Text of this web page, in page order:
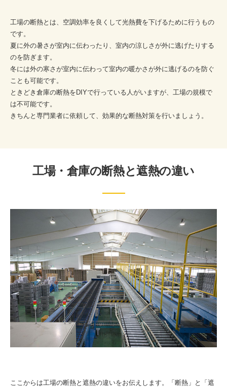
工場の断熱とは、空調効率を良くして光熱費を下げるために行うもの
です。
夏に外の暑さが室内に伝わったり、室内の涼しさが外に逃げたりする
のを防ぎます。
冬には外の寒さが室内に伝わって室内の暖かさが外に逃げるのを防ぐ
ことも可能です。
ときどき倉庫の断熱をDIYで行っている人がいますが、工場の規模で
は不可能です。
きちんと専門業者に依頼して、効果的な断熱対策を行いましょう。
工場・倉庫の断熱と遮熱の違い
ここからは工場の断熱と遮熱の違いをお伝えします。「断熱」と「遮